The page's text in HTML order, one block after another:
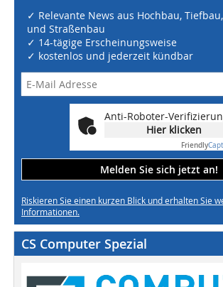
✓ Relevante News aus Hochbau,
und Straßenbau
✓ 14-tägige Erscheinungsweise
✓ kostenlos und jederzeit kündbar
Anti-Roboter-
Hier klicken
Friendly
Melden Sie sich jetzt an!
Riskieren Sie einen kurzen Blick und erhalten Sie
Informationen.
CS Computer Spezial